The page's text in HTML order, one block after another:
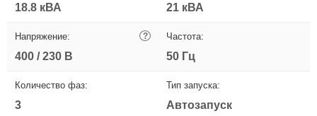
18.8 кВА 21 кВА
Напряжение: ?
400 / 230 В
Частота:
50 Гц
Количество фаз:
3
Тип запуска:
Автозапуск